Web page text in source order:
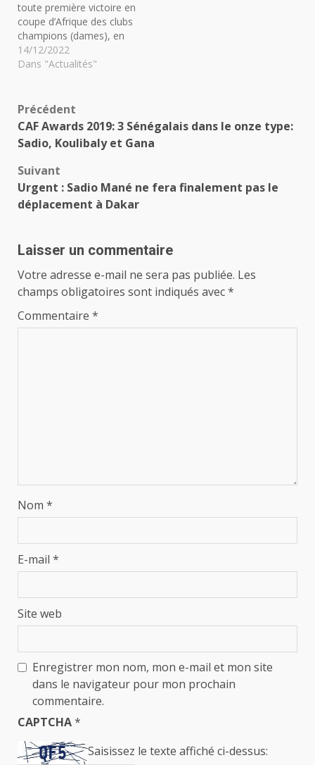
toute première victoire en
coupe d’Afrique des clubs
champions (dames), en
dominant Armée
Patriotique du Rwanda
la 3e journée du groupe
B. Fatoumata Diango,
meilleure scoreuse avec
20 points s'est illustrée…
14/12/2022
Dans "Actualités"
Navigation
d’article
Précédent
CAF Awards 2019: 3 Sénégalais dans le onze type:
Sadio, Koulibaly et Gana
Suivant
Urgent : Sadio Mané ne fera finalement pas le
déplacement à Dakar
Laisser un commentaire
Votre adresse e-mail ne sera pas publiée. Les
champs obligatoires sont indiqués avec*
Commentaire *
Nom *
E-mail *
Site web
Enregistrer mon nom, mon e-mail et mon site
dans le navigateur pour mon prochain
commentaire.
CAPTCHA*
Saisissez le texte affiché ci-dessus: